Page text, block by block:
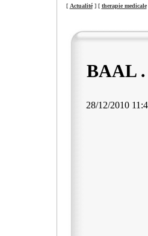
[ Actualité] [ therapie medicale
BAAL
28/12/2010